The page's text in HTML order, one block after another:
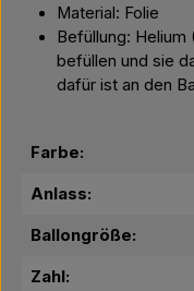
Material: Folie
Befüllung: Helium
befüllen und sie
dafür ist an den
Farbe:
Anlass:
Ballongröße:
Zahl: